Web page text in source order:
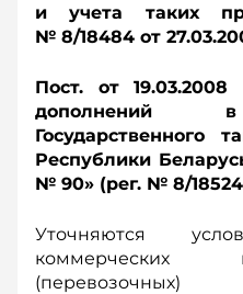
и учета таких
№ 8/18484 от
Пост. от
дополнений в
Государственного
Республики
№ 90» (рег. № 8/
Уточняются
коммерческих